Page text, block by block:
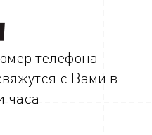
телефона
с Вами в
часа